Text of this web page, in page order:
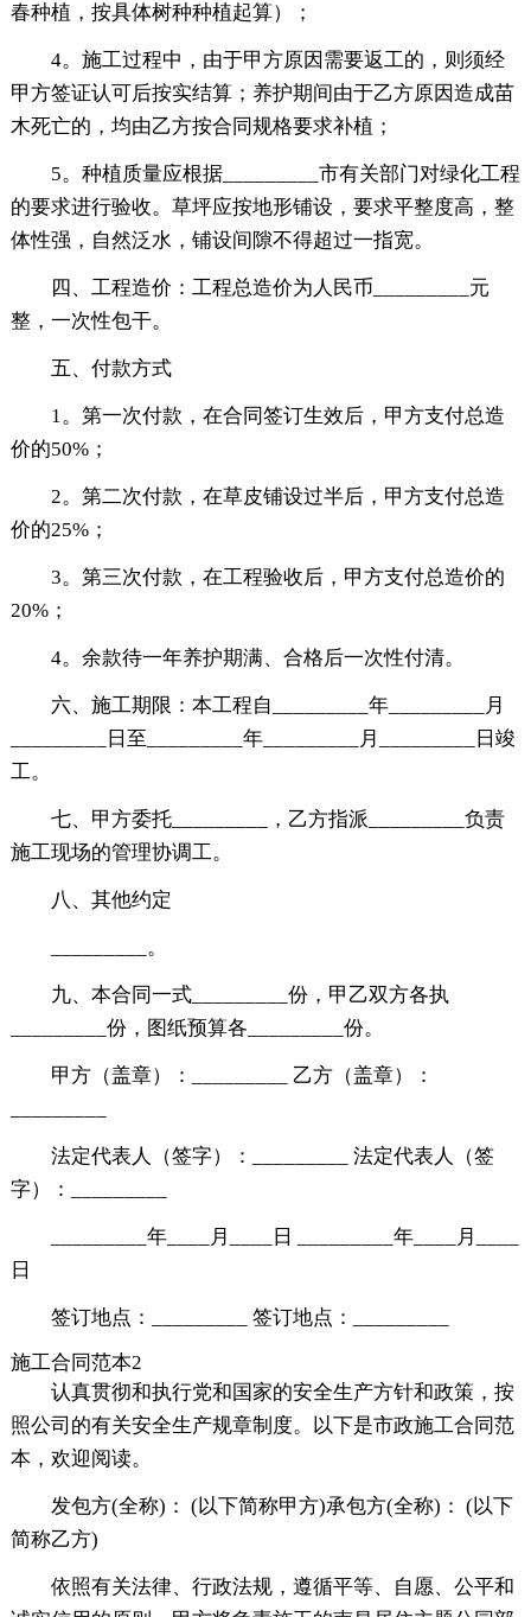
春种植，按具体树种种植起算）；
4。施工过程中，由于甲方原因需要返工的，则须经
甲方签证认可后按实结算；养护期间由于乙方原因造成苗
木死亡的，均由乙方按合同规格要求补植；
5。种植质量应根据_________市有关部门对绿化工程
的要求进行验收。草坪应按地形铺设，要求平整度高，整
体性强，自然泛水，铺设间隙不得超过一指宽。
四、工程造价：工程总造价为人民币_________元
整，一次性包干。
五、付款方式
1。第一次付款，在合同签订生效后，甲方支付总造
价的50%；
2。第二次付款，在草皮铺设过半后，甲方支付总造
价的25%；
3。第三次付款，在工程验收后，甲方支付总造价的
20%；
4。余款待一年养护期满、合格后一次性付清。
六、施工期限：本工程自_________年_________月
_________日至_________年_________月_________日竣
工。
七、甲方委托_________，乙方指派_________负责
施工现场的管理协调工。
八、其他约定
_________。
九、本合同一式_________份，甲乙双方各执
_________份，图纸预算各_________份。
甲方（盖章）：_________ 乙方（盖章）：
法定代表人（签字）：_________ 法定代表人（签
字）：_________
_________年____月____日 _________年____月____
日
签订地点：_________ 签订地点：_________
施工合同范本2
认真贯彻和执行党和国家的安全生产方针和政策，按
照公司的有关安全生产规章制度。以下是市政施工合同范
本，欢迎阅读。
发包方(全称)： (以下简称甲方)承包方(全称)： (以下
简称乙方)
依照有关法律、行政法规，遵循平等、自愿、公平和